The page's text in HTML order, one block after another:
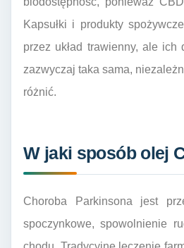
Kapsułki i produkty
przez układ trawienny, ale
zazwyczaj taka sama,
różnić.
W jaki sposób olej
Choroba Parkinsona jest
spoczynkowe, spowolnienie